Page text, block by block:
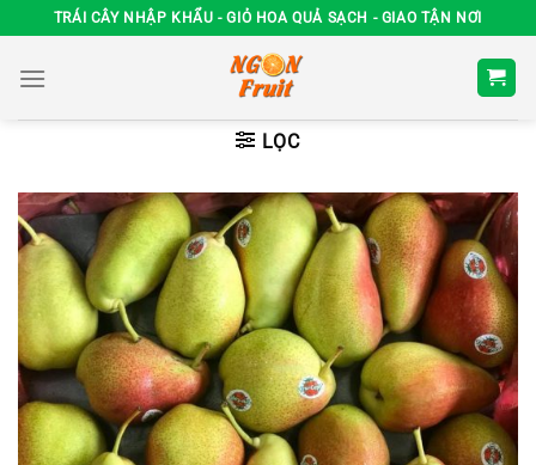
Chuyển
đến
nội
TRÁI CÂY NHẬP KHẨU - GIỎ HOA QUẢ SẠCH - GIAO TẬN NƠI
LỌC